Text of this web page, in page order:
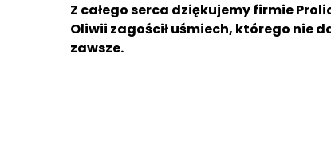
Z całego serca dziękujemy firmie
Oliwii zagościł uśmiech, którego nie
zawsze.